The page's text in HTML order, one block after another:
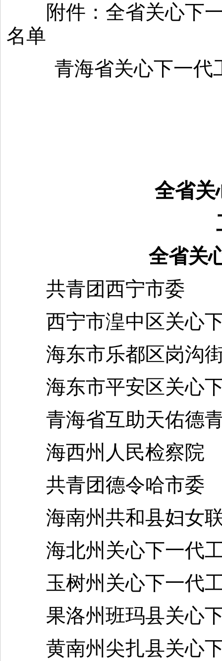
附件：全省关心下一
名单
青海省关心下一
全省关
工
全省关
共青团西宁市委
西宁市湟中区关心下
海东市乐都区岗沟街
海东市平安区关心下
青海省互助天佑德青
海西州人民检察院
共青团德令哈市委
海南州共和县妇女
海北州关心下一代工
玉树州关心下一代工
果洛州班玛县关心下
黄南州尖扎县关心下